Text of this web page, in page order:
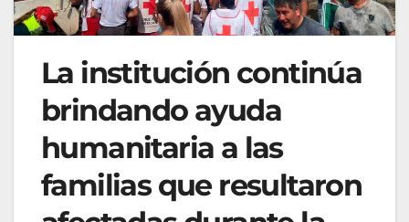
La institución continúa
brindando ayuda
humanitaria a las
familias que resultaron